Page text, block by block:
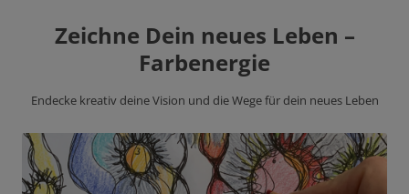
Zeichne Dein neues Leben –
Farbenergie
Endecke kreativ deine Vision und die Wege für dein neues Leben